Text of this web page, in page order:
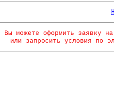
Вы можете оформить заявку
или запросить условия по